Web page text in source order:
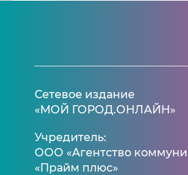
Сетевое издание
«МОЙ ГОРОД.ОНЛАЙН»
Учредитель:
ООО «Агентство
«Прайм плюс»